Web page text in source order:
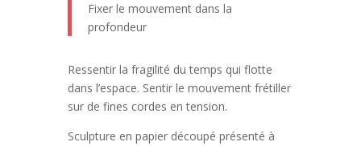
Fixer le mouvement dans la
profondeur
Ressentir la fragilité du temps qui flotte
dans l’espace. Sentir le mouvement frétiller
sur de fines cordes en tension.
Sculpture en papier découpé présenté à